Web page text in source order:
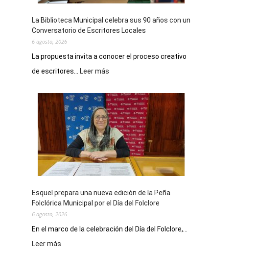
La Biblioteca Municipal celebra sus 90 años con un
Conversatorio de Escritores Locales
6 agosto, 2026
La propuesta invita a conocer el proceso creativo
de escritores...
Leer más
Municipal
celebra
sus
90
años
con
un
Conversatorio
Escritores
Locales
Esquel prepara una nueva edición de la Peña
Folclórica Municipal por el Día del Folclore
6 agosto, 2026
En el marco de la celebración del Día del Folclore,...
Leer más